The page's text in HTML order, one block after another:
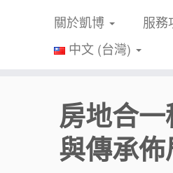
關於凱博 服務
中文 (台灣)
房地合
與傳承佈